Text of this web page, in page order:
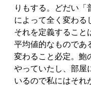
りもする。どだい「
によって全く変わる
それを定義すること
平均値的なものであ
変わること必定。鮑
やっていたし、部屋
いるので私にはそれ